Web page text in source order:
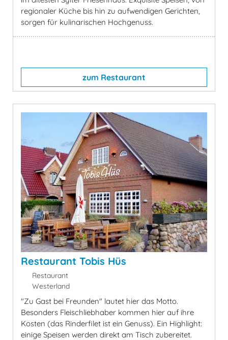
regionaler Küche bis hin zu aufwendigen Gerichten,
sorgen für kulinarischen Hochgenuss.
zum Restaurant
Restaurant Tobis Hüs
Restaurant
Westerland
"Zu Gast bei Freunden" lautet hier das Motto.
Besonders Fleischliebhaber kommen hier auf ihre
Kosten (das Rinderfilet ist ein Genuss). Ein Highlight:
einige Speisen werden direkt am Tisch zubereitet.